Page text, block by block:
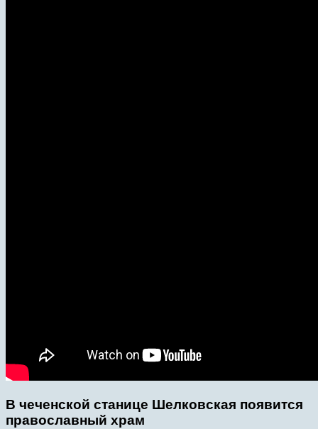
В чеченской станице Шелковская появится
православный храм